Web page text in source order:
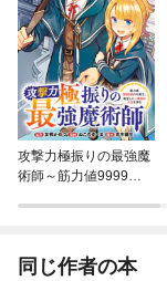
攻撃力極振りの最強魔
術師～筋力値9999の
同じ作者の本